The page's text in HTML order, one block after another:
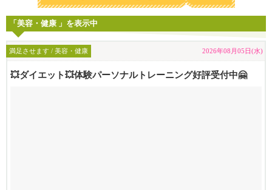
「美容・健康 」を表示中
満足させます / 美容・健康 2026年08月05日(水)
💥ダイエット💥体験パーソナルトレーニング好評受付中🤗